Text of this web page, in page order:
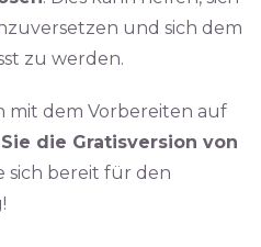
und sich dem
zu werden.
mit dem Vorbereiten auf
die Gratisversion von
sich bereit für den